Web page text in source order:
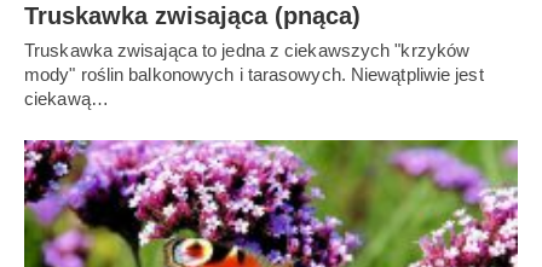
Truskawka zwisająca (pnąca)
Truskawka zwisająca to jedna z ciekawszych "krzyków
mody" roślin balkonowych i tarasowych. Niewątpliwie jest
ciekawą…